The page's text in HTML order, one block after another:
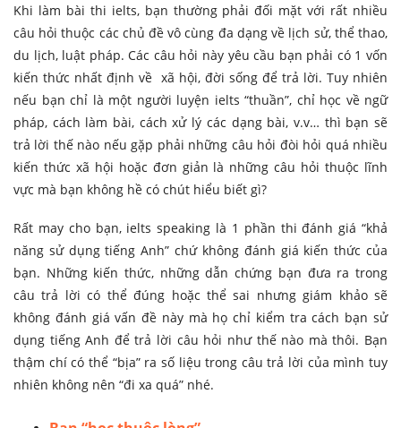
Khi làm bài thi ielts, bạn thường phải đối mặt với rất nhiều
câu hỏi thuộc các chủ đề vô cùng đa dạng về lịch sử, thể thao,
du lịch, luật pháp. Các câu hỏi này yêu cầu bạn phải có 1 vốn
kiến thức nhất định về xã hội, đời sống để trả lời. Tuy nhiên
nếu bạn chỉ là một người luyện ielts “thuần”, chỉ học về ngữ
pháp, cách làm bài, cách xử lý các dạng bài, v.v… thì bạn sẽ
trả lời thế nào nếu gặp phải những câu hỏi đòi hỏi quá nhiều
kiến thức xã hội hoặc đơn giản là những câu hỏi thuộc lĩnh
vực mà bạn không hề có chút hiểu biết gì?
Rất may cho bạn, ielts speaking là 1 phần thi đánh giá “khả
năng sử dụng tiếng Anh” chứ không đánh giá kiến thức của
bạn. Những kiến thức, những dẫn chứng bạn đưa ra trong
câu trả lời có thể đúng hoặc thể sai nhưng giám khảo sẽ
không đánh giá vấn đề này mà họ chỉ kiểm tra cách bạn sử
dụng tiếng Anh để trả lời câu hỏi như thế nào mà thôi. Bạn
thậm chí có thể “bịa” ra số liệu trong câu trả lời của mình tuy
nhiên không nên “đi xa quá” nhé.